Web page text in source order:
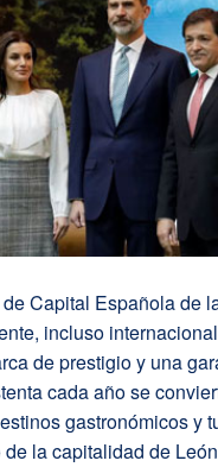
Capital Española de
incluso
de prestigio y una
cada año se
gastronómicos y
la capitalidad de